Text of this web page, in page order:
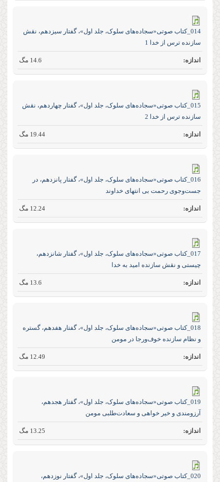
014_کتاب صوتی«سجاده‌های سلوک، جلد اول»، گفتار سیزدهم، نقش
سازنده ترس از خدا 1
14.6 مگ
015_کتاب صوتی«سجاده‌های سلوک، جلد اول»، گفتار چهاردهم، نقش
سازنده ترس از خدا 2
19.44 مگ
016_کتاب صوتی«سجاده‌های سلوک، جلد اول»، گفتار پانزدهم، در
جست‌و‌جوی رحمت بی انتهای خداوند
12.24 مگ
017_کتاب صوتی«سجاده‌های سلوک، جلد اول»، گفتار شانزدهم،
چیستی و نقش سازنده امید به خدا
13.6 مگ
018_کتاب صوتی«سجاده‌های سلوک، جلد اول»، گفتار هفدهم، گستره
و نظام سازنده خوف‌و‌رجا در مومن
12.49 مگ
019_کتاب صوتی«سجاده‌های سلوک، جلد اول»، گفتار هجدهم،
آرزومندی و خیر خواهی و سعادت‌طلبی مومن
13.25 مگ
020_کتاب صوتی«سجاده‌های سلوک، جلد اول»، گفتار نوزدهم،